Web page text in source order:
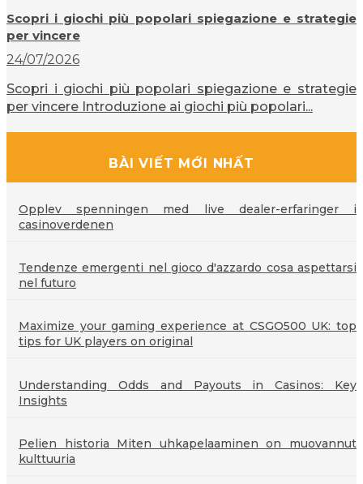
Scopri i giochi più popolari spiegazione e strategie
per vincere
24/07/2026
Scopri i giochi più popolari spiegazione e strategie
per vincere Introduzione ai giochi più popolari...
BÀI VIẾT MỚI NHẤT
Opplev spenningen med live dealer-erfaringer i
casinoverdenen
Tendenze emergenti nel gioco d'azzardo cosa aspettarsi
nel futuro
Maximize your gaming experience at CSGO500 UK: top
tips for UK players on original
Understanding Odds and Payouts in Casinos: Key
Insights
Pelien historia Miten uhkapelaaminen on muovannut
kulttuuria